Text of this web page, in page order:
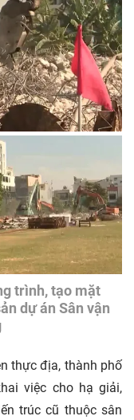
trình, tạo mặt
dự án Sân vận
thực địa, thành phố
việc cho hạ giải,
trúc cũ thuộc sân